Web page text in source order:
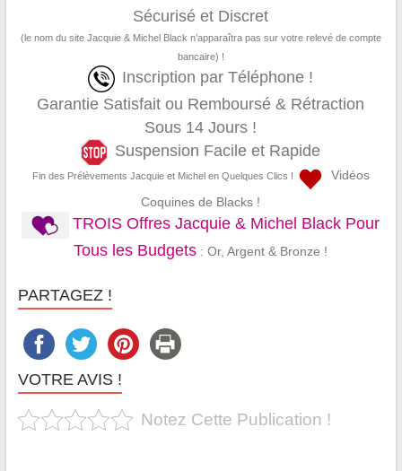
Sécurisé et Discret
(le nom du site Jacquie & Michel Black n’apparaîtra pas sur votre relevé de compte
bancaire) !
Inscription par Téléphone !
Garantie Satisfait ou Remboursé & Rétraction
Sous 14 Jours !
Suspension Facile et Rapide
Fin des Prélèvements Jacquie et Michel en Quelques Clics !
Vidéos
Coquines de Blacks !
TROIS Offres Jacquie & Michel Black Pour
Tous les Budgets : Or, Argent & Bronze !
PARTAGEZ !
VOTRE AVIS !
Notez Cette Publication !